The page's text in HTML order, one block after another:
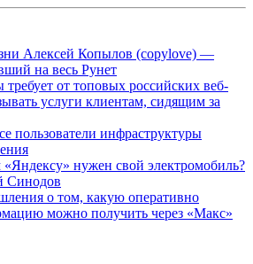
Алексей Копылов (copylove) —
на весь Рунет
от топовых российских веб-
услуги клиентам, сидящим за
пользователи инфраструктуры
«Яндексу» нужен свой электромобиль?
Синодов
о том, какую оперативно
можно получить через «Макс»